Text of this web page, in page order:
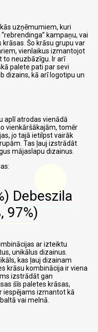
uzņēmumiem, kuri
rebrendinga
kampaņu, vai
Šo krāsu grupu var
vienlaikus izmantojot
to neuzbāzīgu. Ir arī
palete pati par sevi
dizains, kā arī logotipu un
aplī atrodas vienādā
vienkāršākajām, tomēr
jo tajā ietilpst vairāk
Tas ļauj izstrādāt
mājaslapu dizainus.
Debeszila
97%)
ar izteiktu
unikālus dizainus.
kas ļauj dizainam
krāsu kombinācija ir viena
izstrādāt gan
šīs paletes krāsas,
iespējams izmantot kā
vai melnā.